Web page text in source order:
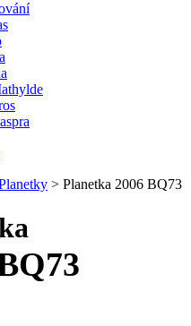
> Planetka 2006 BQ73